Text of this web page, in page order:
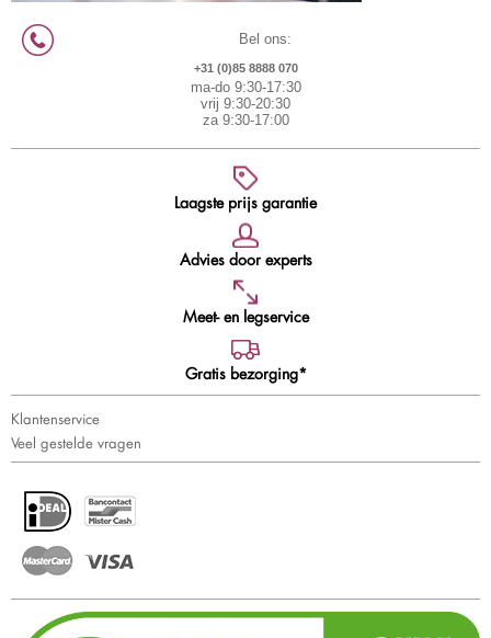
Bel ons:
+31 (0)85 8888 070
ma-do 9:30-17:30
vrij 9:30-20:30
za 9:30-17:00
Laagste prijs garantie
Advies door experts
Meet- en legservice
Gratis bezorging*
Klantenservice
Veel gestelde vragen